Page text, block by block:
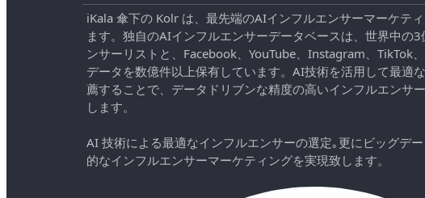
iKala 傘下の Kolr は、最先端のAIインフルエンサーマーケテ
ます。独自のAIインフルエンサーデータベースは、世界中の
ンサーリストと、Facebook、YouTube、Instagram、TikTok
データを数億件以上保有しています。AI技術を活用して最適
薦することで、データドリブンな精度の高いインフルエンサ
します。
AI 技術による最適なインフルエンサーの選定｡更にビッグデ
的なインフルエンサーマーケティングを実現致します。